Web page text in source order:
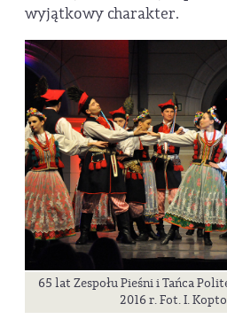
wyjątkowy charakter.
65 lat Zespołu Pieśni i Tańca
2016 r. Fot. I.